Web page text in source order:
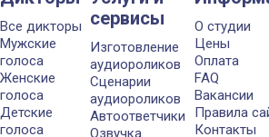
Все дикторы
Мужские
голоса
Женские
голоса
Детские
голоса
сервисы
Изготовление
аудиороликов
Сценарии
аудиороликов
Автоответчики
Озвучка
О студии
Цены
Оплата
FAQ
Вакансии
Правила
Контакты